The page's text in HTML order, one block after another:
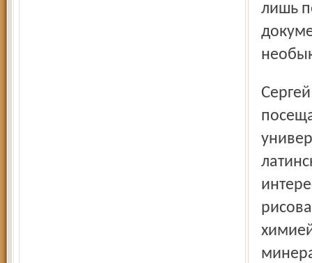
лишь
Сергей Тучков был профессиональным военным, но он